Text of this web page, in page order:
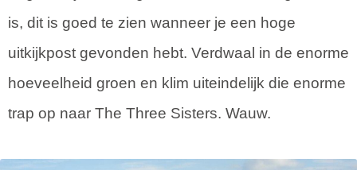
is, dit is goed te zien wanneer je een hoge
uitkijkpost gevonden hebt. Verdwaal in de enorme
hoeveelheid groen en klim uiteindelijk die enorme
trap op naar The Three Sisters. Wauw.